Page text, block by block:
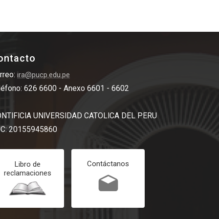
ira@pucp.edu.pe
626 6600 - Anexo 6601 - 6602
UNIVERSIDAD CATOLICA DEL PERU
20155945860
Libro de
reclamaciones
Contáctanos